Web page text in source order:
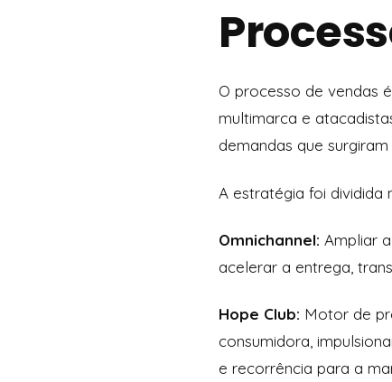
O processo de vendas
multimarca e
demandas que
A estratégia foi dividida
Omnichannel: Ampliar
acelerar a entrega,
Hope Club: Motor de
consumidora,
e recorrência para a